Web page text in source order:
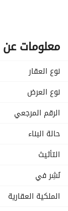
مستورد طقم مسطح
وبوابه المطبخ
التقسيم الداخلي :
3 غرف كبار
2 حمام
3 تراس
الكود (
للتواصل والمعاينة :
معلومات عن
نوع العقار
نوع العرض
الرقم المرجعي
حالة البناء
التأثيث
نُشِر في
الملكية العقارية